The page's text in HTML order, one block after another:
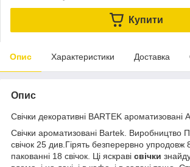
Купити
Опис Характеристики Доставка
Опис
Свічки декоративні BARTEK ароматизовані
Свічки ароматизовані Bartek. Виробництво
свічок 25 див.Гірять безперервно упродовж
пакованні 18 свічок. Ці яскраві свічки